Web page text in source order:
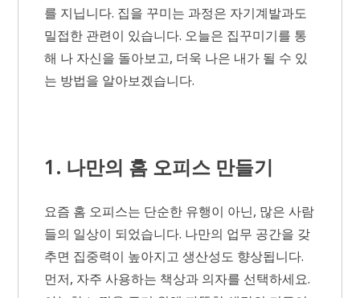
를 지닙니다. 집을 꾸미는 과정은 자기계발과도
밀접한 관련이 있습니다. 오늘은 집꾸미기를 통
해 나 자신을 돌아보고, 더욱 나은 내가 될 수 있
는 방법을 알아보겠습니다.
1. 나만의 홈 오피스 만들기
요즘 홈 오피스는 단순한 유행이 아닌, 많은 사람
들의 일상이 되었습니다. 나만의 업무 공간을 갖
추면 집중력이 높아지고 생산성도 향상됩니다.
먼저, 자주 사용하는 책상과 의자를 선택하세요.